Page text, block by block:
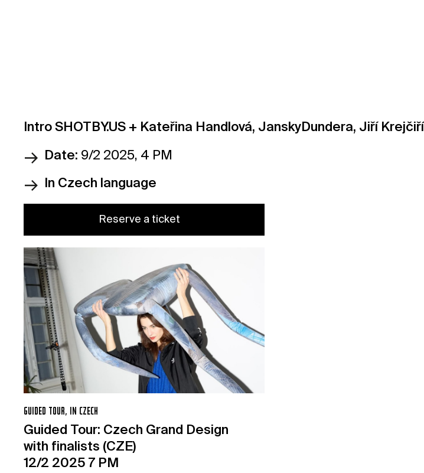
Intro SHOTBY.US + Kateřina Handlová, JanskyDundera, Jiří Krejčiří
Date: 9/2 2025, 4 PM
In Czech language
Reserve a ticket
GUIDED TOUR, IN CZECH
Guided Tour: Czech Grand Design
with finalists (CZE)
12/2 2025 7 PM